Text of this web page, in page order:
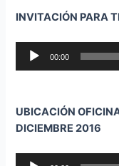
INVITACIÓN PARA
Reproductor
00:00
UBICACIÓN
DICIEMBRE 2016
Reproductor